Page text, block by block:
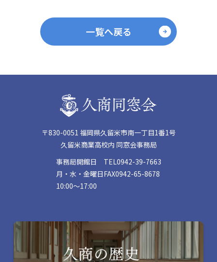
一覧へ戻る
〒830-0051 福岡県久留米市南一丁目1番1号
久留米商業高校内 同窓会事務局
事務局開館日
月・水・金曜日
10:00〜17:00
TEL0942-39-7663
FAX0942-65-8678